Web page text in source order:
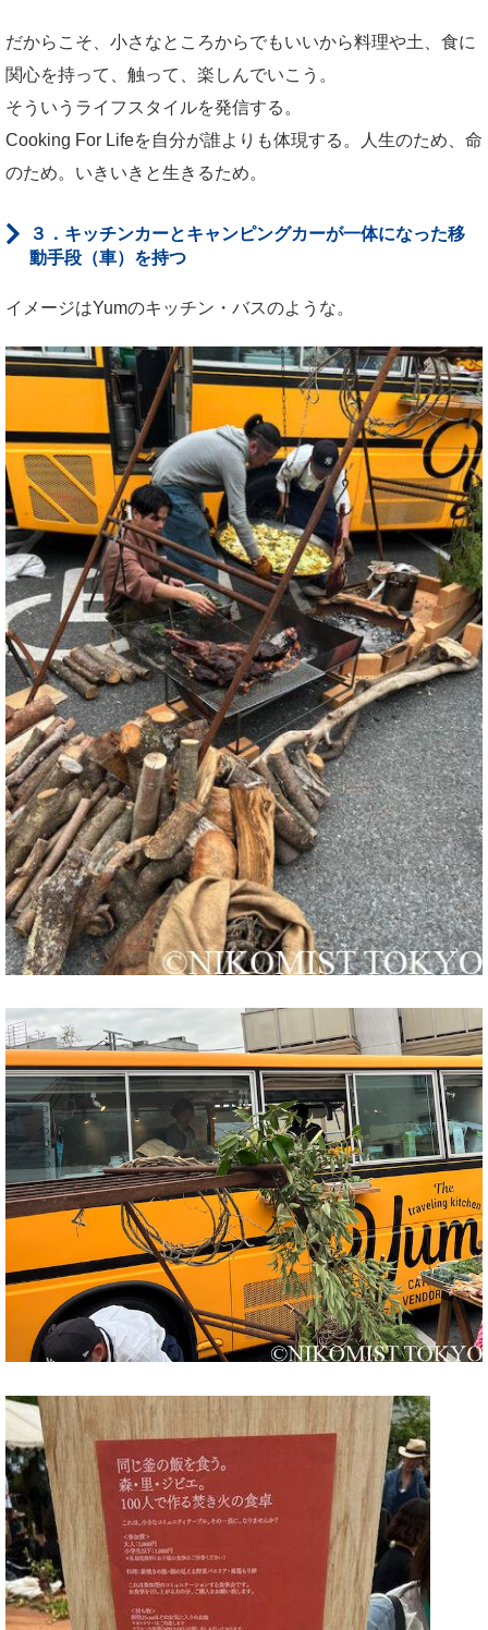
だからこそ、小さなところからでもいいから料理や土、食に
関心を持って、触って、楽しんでいこう。
そういうライフスタイルを発信する。
Cooking For Lifeを自分が誰よりも体現する。人生のため、命
のため。いきいきと生きるため。
３．キッチンカーとキャンピングカーが一体になった移
動手段（車）を持つ
イメージはYumのキッチン・バスのような。